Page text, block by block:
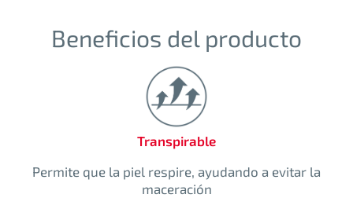
Beneficios del producto
Transpirable
Permite que la piel respire, ayudando a evitar la
maceración